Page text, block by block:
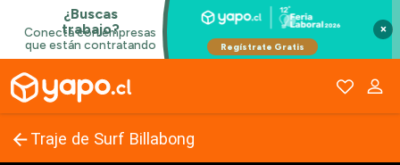
×
Traje de Surf Billabong